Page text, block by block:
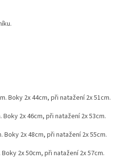
Boky 2x 44cm, při natažení 2x 51cm.
2x 46cm, při natažení 2x 53cm.
Boky 2x 48cm, při natažení 2x 55cm.
2x 50cm, při natažení 2x 57cm.